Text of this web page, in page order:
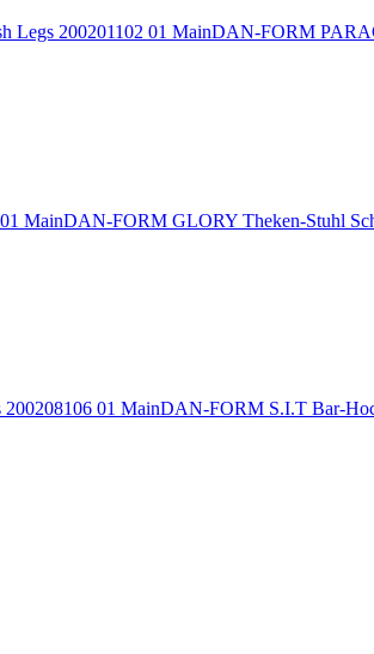
DAN-FORM
DAN-FORM GLORY Theken-Stuhl
DAN-FORM S.I.T Bar-